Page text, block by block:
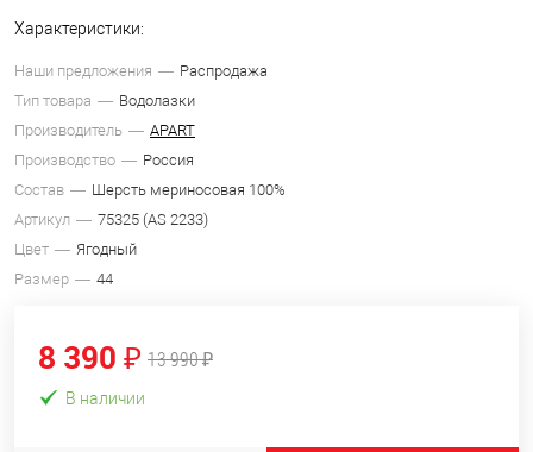
Характеристики:
Наши предложения
Распродажа
Тип товара
Водолазки
Производитель
APART
Производство
Россия
Состав
Шерсть мериносовая 100%
Артикул
75325 (AS 2233)
Цвет
Ягодный
Размер
44
8 390 ₽ 13 990 ₽
В наличии